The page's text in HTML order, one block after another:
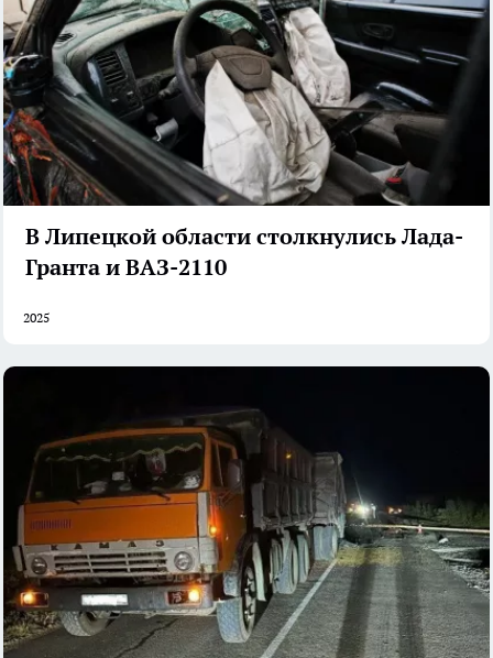
В Липецкой области столкнулись Лада-
Гранта и ВАЗ-2110
2025